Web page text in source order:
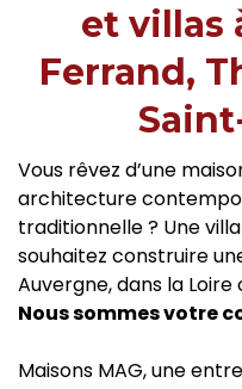
et villas
Ferrand,
Vous rêvez d’une
architecture
traditionnelle ? Une
souhaitez construire
Auvergne, dans la Loire
Nous sommes votre
Maisons MAG, une